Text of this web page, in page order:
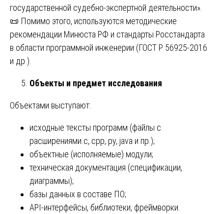
государственной судебно-экспертной деятельности».
📜 Помимо этого, используются методические
рекомендации Минюста РФ и стандарты Росстандарта
в области программной инженерии (ГОСТ Р 56925-2016
и др.).
Объекты и предмет исследования
Объектами выступают:
исходные тексты программ (файлы с
расширениями.c,.cpp,.py,.java и пр.);
объектные (исполняемые) модули;
техническая документация (спецификации,
диаграммы);
базы данных в составе ПО;
API-интерфейсы, библиотеки, фреймворки.